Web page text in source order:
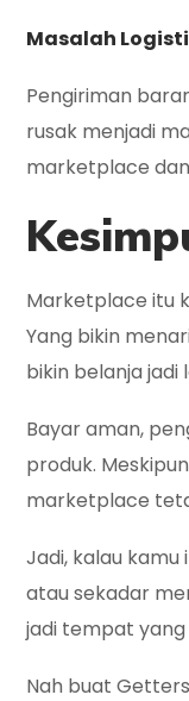
Masalah
Pengiriman
rusak menjadi
marketplace
Marketplace itu
Yang bikin
bikin belanja jadi
Bayar aman,
produk.
marketplace
Jadi, kalau
atau sekadar
jadi tempat
Nah buat